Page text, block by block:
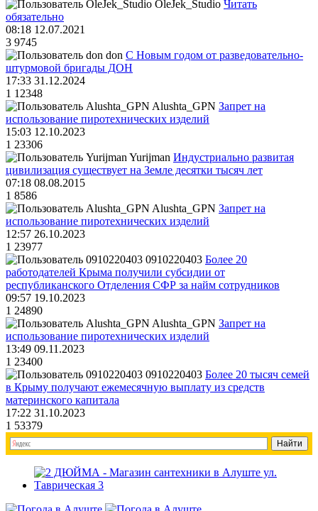
OleJek_Studio Читать
обязательно
08:18 12.07.2021
3 9745
don С Новым годом от разведовательно-
штурмовой бригады ДОН
17:33 31.12.2024
1 12348
Alushta_GPN Запрет на
использование пиротехнических изделий
15:03 12.10.2023
1 23306
Yurijman Индустриально развитая
цивилизация существует на Земле десятки тысяч лет
07:18 08.08.2015
1 8586
Alushta_GPN Запрет на
использование пиротехнических изделий
12:57 26.10.2023
1 23977
0910220403 Более 20
работодателей Крыма получили субсидии от
республиканского Отделения СФР за найм сотрудников
09:57 19.10.2023
1 24890
Alushta_GPN Запрет на
использование пиротехнических изделий
13:49 09.11.2023
1 23400
0910220403 Более 20 тысяч семей
в Крыму получают ежемесячную выплату из средств
материнского капитала
17:22 31.10.2023
1 53379